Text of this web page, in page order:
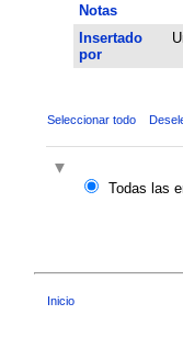
Notas
Insertado
por
Seleccionar todo
Todas las
Inicio